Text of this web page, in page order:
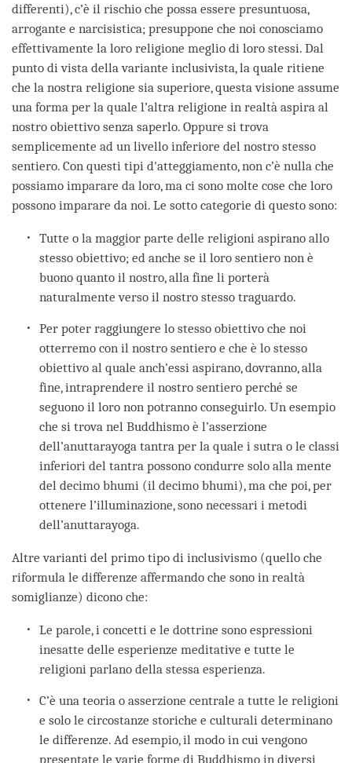
differenti), c’è il rischio che possa essere presuntuosa,
arrogante e narcisistica; presuppone che noi conosciamo
effettivamente la loro religione meglio di loro stessi. Dal
punto di vista della variante inclusivista, la quale ritiene
che la nostra religione sia superiore, questa visione assume
una forma per la quale l’altra religione in realtà aspira al
nostro obiettivo senza saperlo. Oppure si trova
semplicemente ad un livello inferiore del nostro stesso
sentiero. Con questi tipi d'atteggiamento, non c’è nulla che
possiamo imparare da loro, ma ci sono molte cose che loro
possono imparare da noi. Le sotto categorie di questo sono:
Tutte o la maggior parte delle religioni aspirano allo
stesso obiettivo; ed anche se il loro sentiero non è
buono quanto il nostro, alla fine li porterà
naturalmente verso il nostro stesso traguardo.
Per poter raggiungere lo stesso obiettivo che noi
otterremo con il nostro sentiero e che è lo stesso
obiettivo al quale anch’essi aspirano, dovranno, alla
fine, intraprendere il nostro sentiero perché se
seguono il loro non potranno conseguirlo. Un esempio
che si trova nel Buddhismo è l’asserzione
dell’anuttarayoga tantra per la quale i sutra o le classi
inferiori del tantra possono condurre solo alla mente
del decimo bhumi (il decimo bhumi), ma che poi, per
ottenere l’illuminazione, sono necessari i metodi
dell’anuttarayoga.
Altre varianti del primo tipo di inclusivismo (quello che
riformula le differenze affermando che sono in realtà
somiglianze) dicono che:
Le parole, i concetti e le dottrine sono espressioni
inesatte delle esperienze meditative e tutte le
religioni parlano della stessa esperienza.
C’è una teoria o asserzione centrale a tutte le religioni
e solo le circostanze storiche e culturali determinano
le differenze. Ad esempio, il modo in cui vengono
presentate le varie forme di Buddhismo in diversi